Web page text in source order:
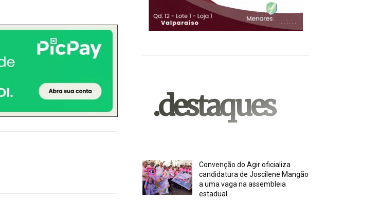
.destaques
Convenção do Agir oficializa
candidatura de Joscilene Mangão
a uma vaga na assembleia
estadual